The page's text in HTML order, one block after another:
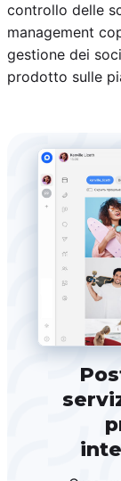
controllo delle
management
gestione dei
prodotto sulle